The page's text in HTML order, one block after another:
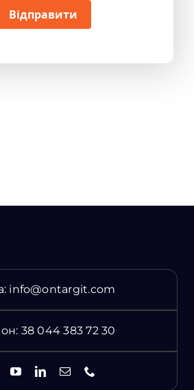
Відправити
info@ontargit.com
38 044 383 72 30